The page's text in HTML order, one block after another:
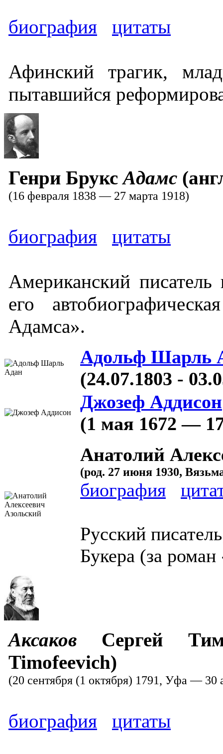
биография цитаты
Афинский трагик,
пытавшийся
Генри БруксАдамс
(16 февраля 1838 — 27 марта 1918)
биография цитаты
Американский
его
Адамса».
Адольф Шарль
(24.07.1803 -
Джозеф Аддисон
(1 мая 1672 —
Анатолий
(род. 27 июня 1930,
биография
Русский
Букера (за
Аксаков Сергей
Timofeevich)
(20 сентября (1 октября) 1791, Уфа — 30
биография цитаты